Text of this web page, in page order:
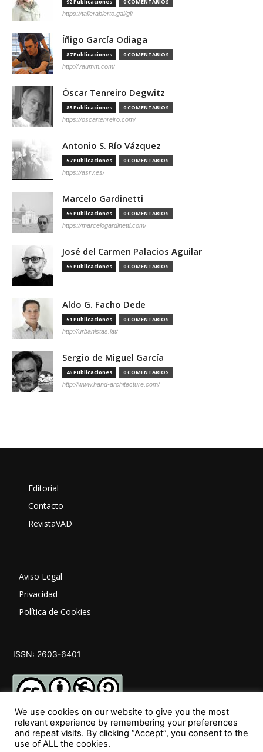
https://tallerabierto.gal/gl/
Íñigo García Odiaga
87 Publicaciones 0 COMENTARIOS
http://vaumm.com/
Óscar Tenreiro Degwitz
85 Publicaciones 0 COMENTARIOS
https://oscartenreiro.com/
Antonio S. Río Vázquez
57 Publicaciones 0 COMENTARIOS
https://asrv.es/
Marcelo Gardinetti
56 Publicaciones 0 COMENTARIOS
https://marcelogardinetti.com/
José del Carmen Palacios Aguilar
56 Publicaciones 0 COMENTARIOS
Aldo G. Facho Dede
51 Publicaciones 0 COMENTARIOS
http://urbanistas.lat/
Sergio de Miguel García
46 Publicaciones 0 COMENTARIOS
http://www.hand-architecture.com/
Editorial
Contacto
RevistaVAD
Aviso Legal
Privacidad
Política de Cookies
ISSN: 2603-6401
SÍGUENOS
We use cookies on our website to give you the most
relevant experience by remembering your preferences
and repeat visits. By clicking “Accept”, you consent to the
use of ALL the cookies.